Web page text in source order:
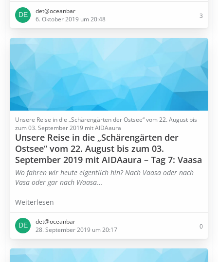
det@oceanbar
6. Oktober 2019 um 20:48
3
Unsere Reise in die „Schärengärten der Ostsee“ vom 22. August bis
zum 03. September 2019 mit AIDAaura
Unsere Reise in die „Schärengärten der
Ostsee“ vom 22. August bis zum 03.
September 2019 mit AIDAaura – Tag 7: Vaasa
Wo fahren wir heute eigentlich hin? Nach Vaasa oder nach
Vasa oder gar nach Waasa…
Weiterlesen
det@oceanbar
28. September 2019 um 20:17
0